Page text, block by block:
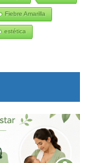
Fiebre Amarilla
estética